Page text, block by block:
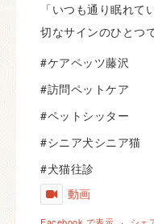
「いつも通り眠れ
切なサインのひとつ
#ケアペッツ藤沢
#訪問ペットケア
#ペットシッター
#シニア犬シニア猫
#犬猫往診
動画